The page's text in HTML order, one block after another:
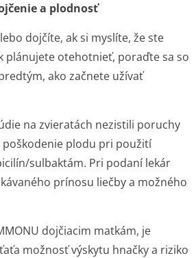
a plodnosť
dojčíte, ak si myslíte, že ste
plánujete otehotnieť, poraďte sa so
ako začnete užívať
na zvieratách nezistili poruchy
plodu pri použití
sul­baktám. Pri podaní lekár
prínosu liečby a možného
dojčiacim matkám, je
možnosť výskytu hnačky a riziko